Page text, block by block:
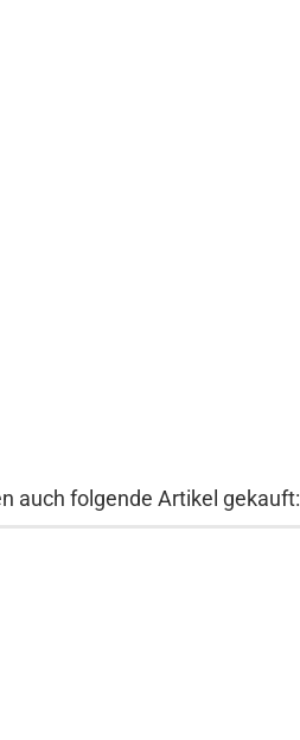
auch folgende Artikel gekauft: